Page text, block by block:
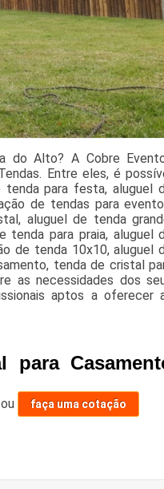
do Alto? A Cobre
Entre eles, é
para festa, aluguel
de tendas para
aluguel de tenda
para praia, aluguel
de tenda 10x10, aluguel
tenda de cristal
as necessidades dos
aptos a oferecer
para
ou faça uma cotação